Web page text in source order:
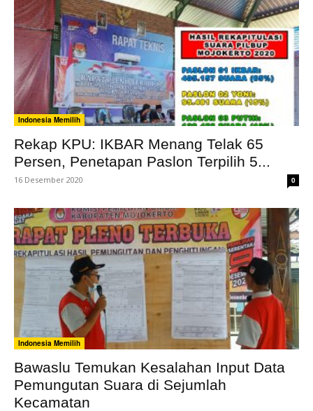
Indonesia Memilih
Rekap KPU: IKBAR Menang Telak 65
Persen, Penetapan Paslon Terpilih 5...
16 Desember 2020 0
Indonesia Memilih
Bawaslu Temukan Kesalahan Input Data
Pemungutan Suara di Sejumlah
Kecamatan